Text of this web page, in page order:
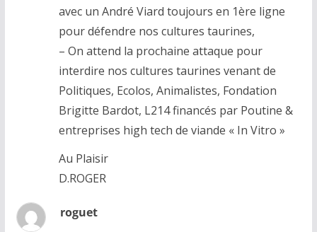
avec un André Viard toujours en 1ère ligne
pour défendre nos cultures taurines,
– On attend la prochaine attaque pour
interdire nos cultures taurines venant de
Politiques, Ecolos, Animalistes, Fondation
Brigitte Bardot, L214 financés par Poutine &
entreprises high tech de viande « In Vitro »
Au Plaisir
D.ROGER
roguet